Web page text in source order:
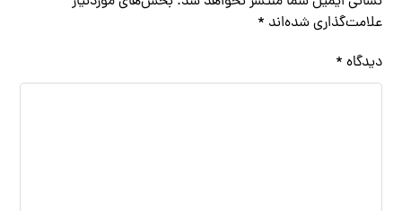
علامت‌گذاری شده‌اند *
دیدگاه *